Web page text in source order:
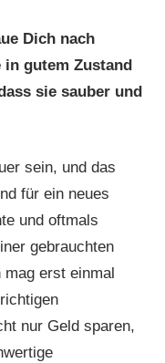
Dich nach
in gutem Zustand
sie sauber und
sein, und das
für ein neues
und oftmals
gebrauchten
erst einmal
nur Geld sparen,